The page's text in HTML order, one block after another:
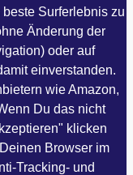
Surferlebnis zu
Änderung der
oder auf
einverstanden.
wie Amazon,
Du das nicht
klicken
Browser im
Tracking- und